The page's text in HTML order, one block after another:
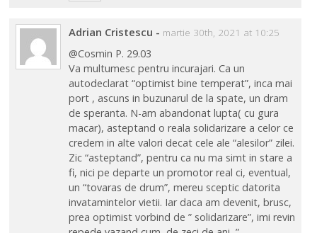
Adrian Cristescu - martie 30th, 2021 at 10:25
@Cosmin P. 29.03
Va multumesc pentru incurajari. Ca un
autodeclarat “optimist bine temperat”, inca mai
port , ascuns in buzunarul de la spate, un dram
de speranta. N-am abandonat lupta( cu gura
macar), asteptand o reala solidarizare a celor ce
credem in alte valori decat cele ale “alesilor” zilei.
Zic “asteptand”, pentru ca nu ma simt in stare a
fi, nici pe departe un promotor real ci, eventual,
un “tovaras de drum”, mereu sceptic datorita
invatamintelor vietii. Iar daca am devenit, brusc,
prea optimist vorbind de ” solidarizare”, imi revin